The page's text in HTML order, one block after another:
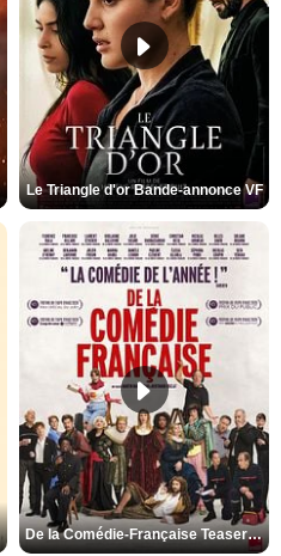
Le Triangle d'or Bande-annonce VF
De la Comédie-Française Teaser VF